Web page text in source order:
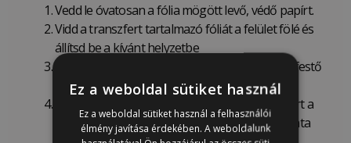
Vedd le óvatosan a fólia mögött levő, védő papírt.
Vidd a transzfert tartalmazó fóliát a felület fölé és
állítsd be a kívánt helyzetbe
Helyezd rá a felületre a transzfert és rögzítsd festő
szalaggal
Kezd el egyenletes erővel dörzsölni a transzfert a
dobozban található műanyag eszközzel, a minta
Ez a weboldal sütiket használ
Ez a weboldal sütiket használ a felhasználói
élmény javítása érdekében. A weboldalunk